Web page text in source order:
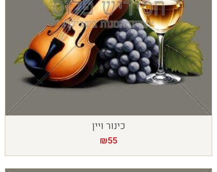
כינור ויין
₪55